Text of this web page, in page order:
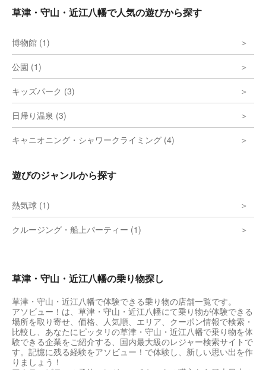
草津・守山・近江八幡で人気の遊びから探す
博物館 (1)
公園 (1)
キッズパーク (3)
日帰り温泉 (3)
キャニオニング・シャワークライミング (4)
遊びのジャンルから探す
熱気球 (1)
クルージング・船上パーティー (1)
草津・守山・近江八幡の乗り物探し
草津・守山・近江八幡で体験できる乗り物の店舗一覧です。
アソビュー！は、草津・守山・近江八幡にて乗り物が体験できる
場所を取り寄せ、価格、人気順、エリア、クーポン情報で検索・
比較し、あなたにピッタリの草津・守山・近江八幡で乗り物を体
験できる企業をご紹介する、国内最大級のレジャー検索サイトで
す。記憶に残る経験をアソビュー！で体験し、新しい思い出を作
りましょう！